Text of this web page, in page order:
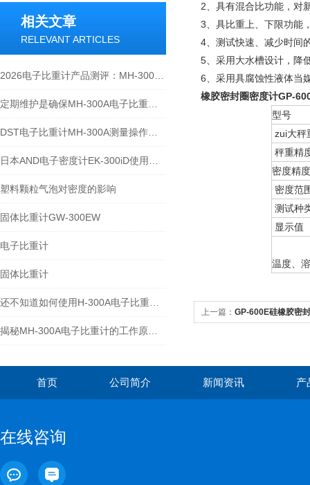
相关文章
RELEVANT ARTICLES
塑料颗粒气泡对密度的影响
固体比重计GW-300EW
电子比重计
固体比重计
2、具有混合比功能，对
3、具比重上、下限功能
4、测试快速、减少时间
5、采用大水槽设计，降
6、采用具腐蚀性液体当
橡胶密封圈密度计GP-
型号
zui大秤
秤重精
密度精度
密度范
测试种
显示值
温度、
上一篇： GP-600E硅橡胶密
首页 公司简介 新闻资讯 产
在线咨询